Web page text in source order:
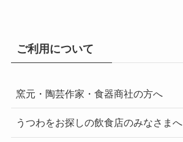
ご利用について
窯元・陶芸作家・食器商社の方へ
うつわをお探しの飲食店のみなさまへ